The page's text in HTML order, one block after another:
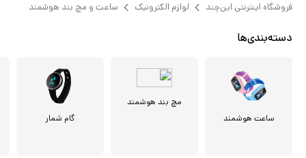
فروشگاه اینترنتی این‌چند لوازم الکترونیک ساعت و مچ بند هوشمند
دسته‌بندی‌ها
ساعت هوشمند
مچ بند هوشمند
گام شمار